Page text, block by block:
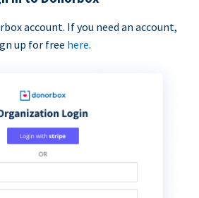
account. If you need an account,
up for free here.